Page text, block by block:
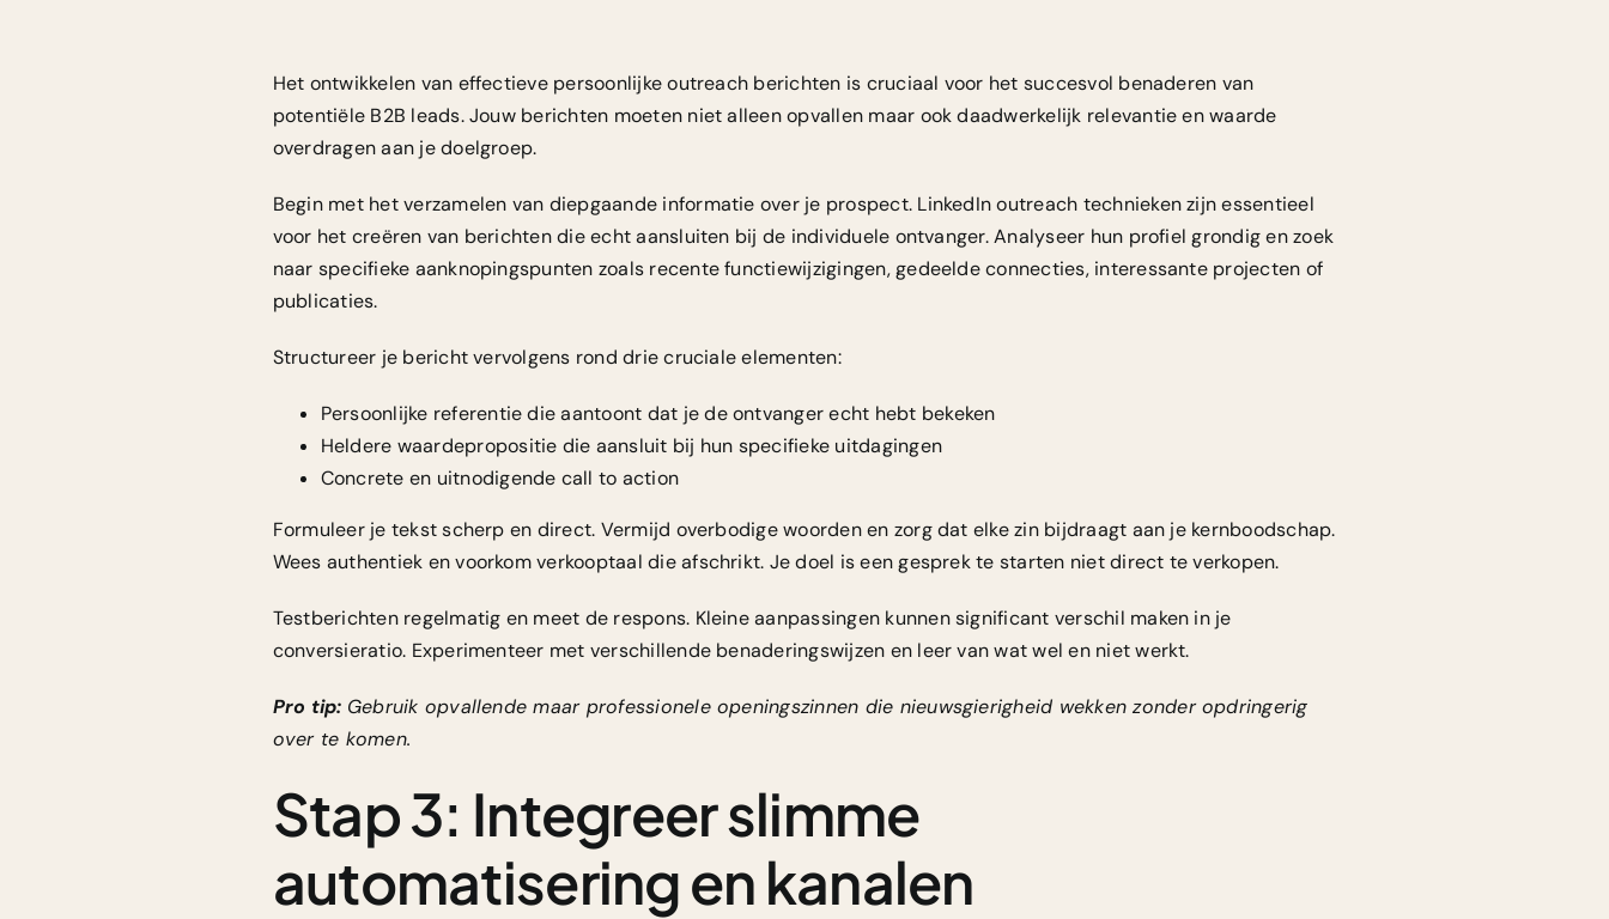
Het ontwikkelen van effectieve persoonlijke outreach berichten is cruciaal voor het succesvol benaderen van
potentiële B2B leads. Jouw berichten moeten niet alleen opvallen maar ook daadwerkelijk relevantie en waarde
overdragen aan je doelgroep.
Begin met het verzamelen van diepgaande informatie over je prospect. LinkedIn outreach techniekenzijn essentieel
voor het creëren van berichten die echt aansluiten bij de individuele ontvanger. Analyseer hun profiel grondig en zoek
naar specifieke aanknopingspunten zoals recente functiewijzigingen, gedeelde connecties, interessante projecten of
publicaties.
Structureer je bericht vervolgens rond drie cruciale elementen:
Persoonlijke referentie die aantoont dat je de ontvanger echt hebt bekeken
Heldere waardepropositie die aansluit bij hun specifieke uitdagingen
Concrete en uitnodigende call to action
Formuleer je tekst scherp en direct. Vermijd overbodige woorden en zorg dat elke zin bijdraagt aan je kernboodschap.
Wees authentiek en voorkom verkooptaal die afschrikt. Je doel is een gesprek te starten niet direct te verkopen.
Testberichten regelmatig en meet de respons. Kleine aanpassingen kunnen significant verschil maken in je
conversieratio. Experimenteer met verschillende benaderingswijzen en leer van wat wel en niet werkt.
Pro tip: Gebruik opvallende maar professionele openingszinnen die nieuwsgierigheid wekken zonder opdringerig
over te komen.
Stap 3: Integreer slimme
automatisering en kanalen